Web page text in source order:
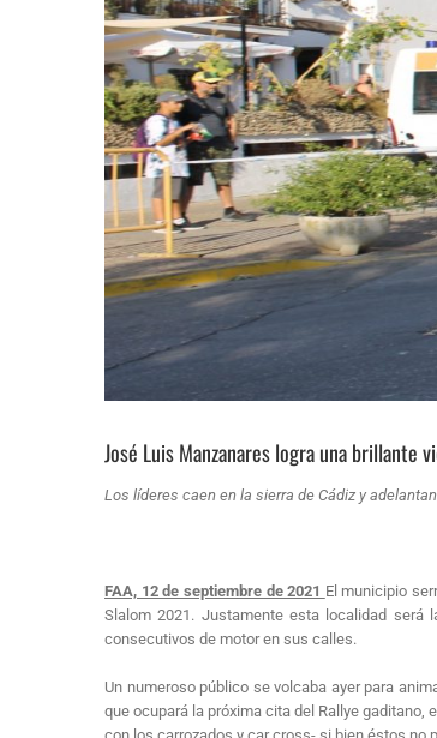
José Luis Manzanares logra una brillante
Los líderes caen en la sierra de Cádiz y
FAA, 12 de septiembre de 2021 El municipio
Slalom 2021. Justamente esta localidad será
consecutivos de motor en sus calles.
Un numeroso público se volcaba ayer para
que ocupará la próxima cita del Rallye gaditano,